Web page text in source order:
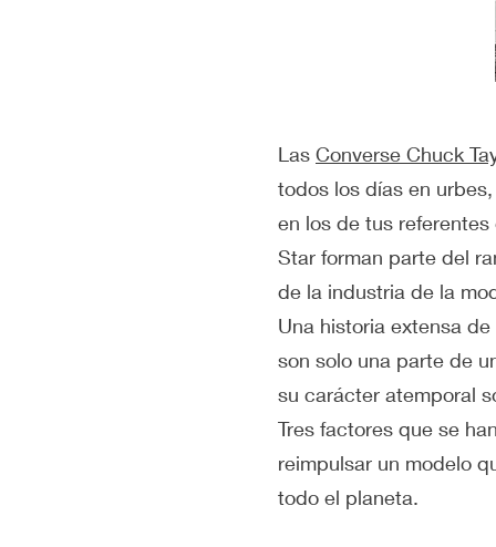
Las Converse Chuck
todos los días en
en los de tus
Star forman parte del
de la industria de la
Una historia extensa
son solo una parte de
su carácter atemporal
Tres factores que se
reimpulsar un modelo
todo el planeta.